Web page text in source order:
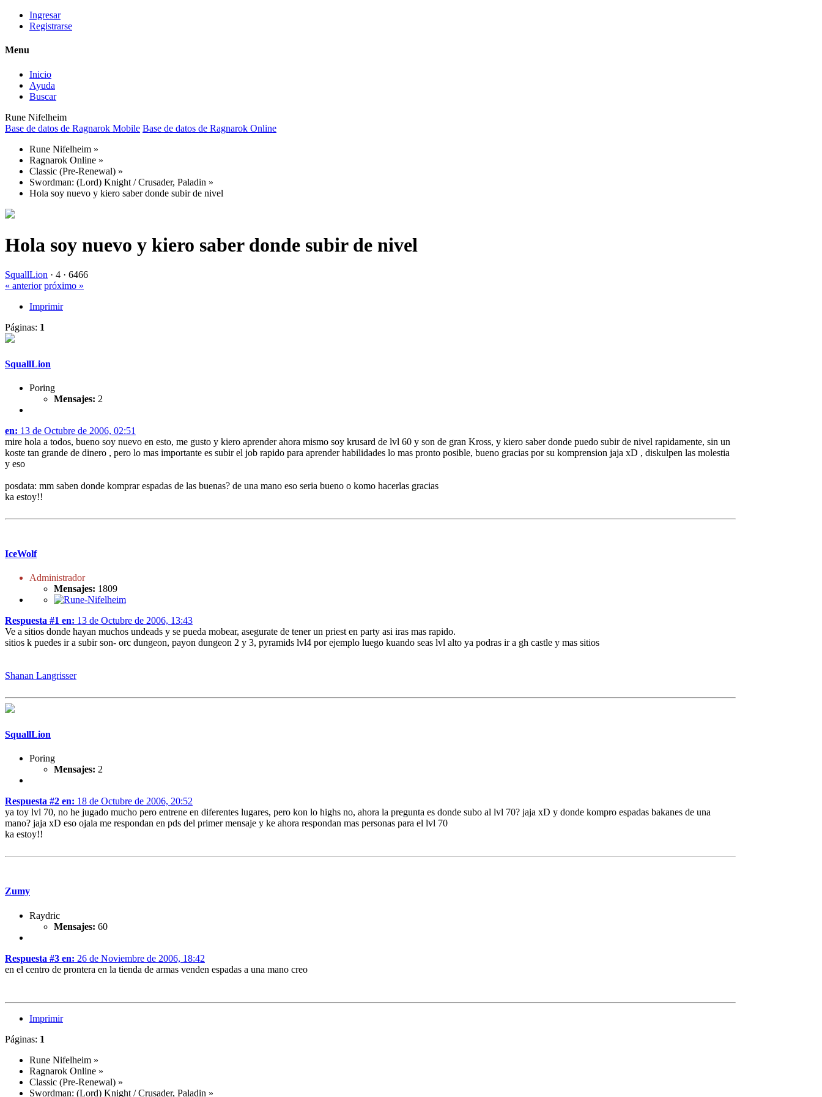
Ingresar
Registrarse
Menu
Inicio
Ayuda
Buscar
Rune Nifelheim
Base de datos de Ragnarok Mobile Base de datos de Ragnarok Online
Rune Nifelheim »
Ragnarok Online »
Classic (Pre-Renewal) »
Swordman: (Lord) Knight / Crusader, Paladin »
Hola soy nuevo y kiero saber donde subir de nivel
Hola soy nuevo y kiero saber donde subir de nivel
SquallLion · 4 · 6466
« anterior próximo »
Imprimir
Páginas: 1
SquallLion
Poring
Mensajes: 2
en: 13 de Octubre de 2006, 02:51
mire hola a todos, bueno soy nuevo en esto, me gusto y kiero aprender ahora mismo soy krusard de lvl 60 y son de gran Kross, y kiero saber donde puedo subir de nivel rapidamente, sin un
koste tan grande de dinero , pero lo mas importante es subir el job rapido para aprender habilidades lo mas pronto posible, bueno gracias por su komprension jaja xD , diskulpen las molestia
y eso
posdata: mm saben donde komprar espadas de las buenas? de una mano eso seria bueno o komo hacerlas gracias
ka estoy!!
IceWolf
Administrador
Mensajes: 1809
Respuesta #1 en: 13 de Octubre de 2006, 13:43
Ve a sitios donde hayan muchos undeads y se pueda mobear, asegurate de tener un priest en party asi iras mas rapido.
sitios k puedes ir a subir son- orc dungeon, payon dungeon 2 y 3, pyramids lvl4 por ejemplo luego kuando seas lvl alto ya podras ir a gh castle y mas sitios
Shanan Langrisser
SquallLion
Poring
Mensajes: 2
Respuesta #2 en: 18 de Octubre de 2006, 20:52
ya toy lvl 70, no he jugado mucho pero entrene en diferentes lugares, pero kon lo highs no, ahora la pregunta es donde subo al lvl 70? jaja xD y donde kompro espadas bakanes de una
mano? jaja xD eso ojala me respondan en pds del primer mensaje y ke ahora respondan mas personas para el lvl 70
ka estoy!!
Zumy
Raydric
Mensajes: 60
Respuesta #3 en: 26 de Noviembre de 2006, 18:42
en el centro de prontera en la tienda de armas venden espadas a una mano creo
Imprimir
Páginas: 1
Rune Nifelheim »
Ragnarok Online »
Classic (Pre-Renewal) »
Swordman: (Lord) Knight / Crusader, Paladin »